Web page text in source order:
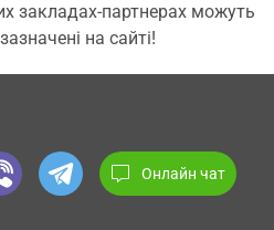
закладах-партнерах можуть
на сайті!
Онлайн чат